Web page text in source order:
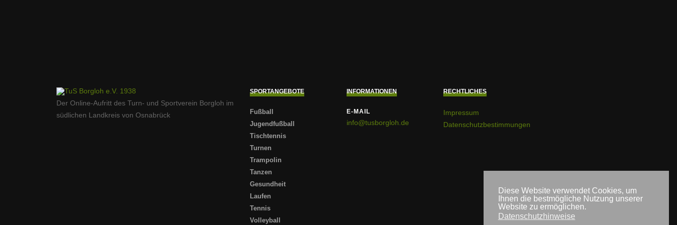
Diese Website verwendet Cookies, um
Ihnen die bestmögliche Nutzung unserer
Website zu ermöglichen.
Datenschutzhinweise
SPORTANGEBOTE
Fußball
Jugendfußball
Tischtennis
Turnen
Trampolin
Tanzen
Gesundheit
Laufen
Tennis
Volleyball
INFORMATIONEN
E-MAIL
info@tusborgloh.de
RECHTLICHES
Impressum
Datenschutzbestimmungen
Der Online-Aufritt des Turn- und Sportverein Borgloh im
südlichen Landkreis von Osnabrück